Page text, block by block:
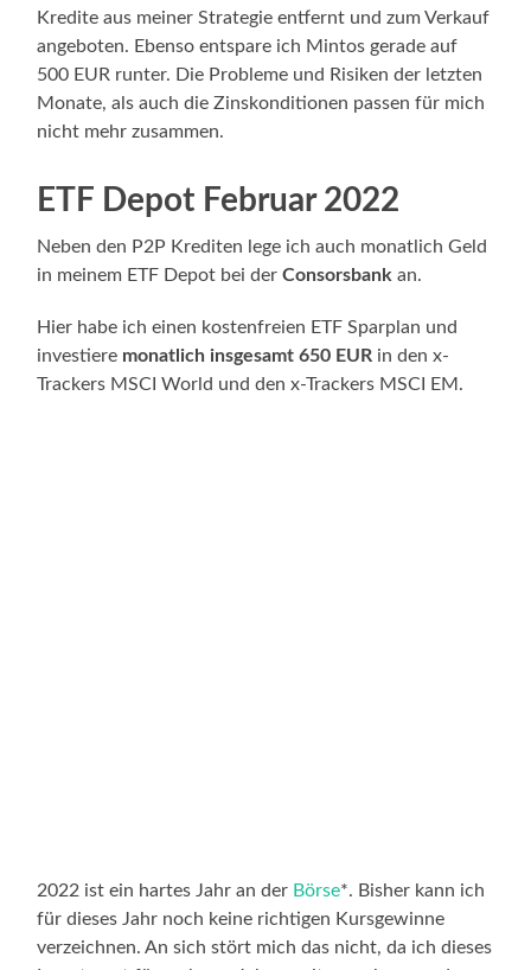
Kredite aus meiner Strategie entfernt und zum Verkauf
angeboten. Ebenso entspare ich Mintos gerade auf
500 EUR runter. Die Probleme und Risiken der letzten
Monate, als auch die Zinskonditionen passen für mich
nicht mehr zusammen.
ETF Depot Februar 2022
Neben den P2P Krediten lege ich auch monatlich Geld
in meinem ETF Depot bei derConsorsbankan.
Hier habe ich einen kostenfreien ETF Sparplan und
investiere monatlich insgesamt 650 EUR in den x-
Trackers MSCI World und den x-Trackers MSCI EM.
2022 ist ein hartes Jahr an der Börse*. Bisher kann ich
für dieses Jahr noch keine richtigen Kursgewinne
verzeichnen. An sich stört mich das nicht, da ich dieses